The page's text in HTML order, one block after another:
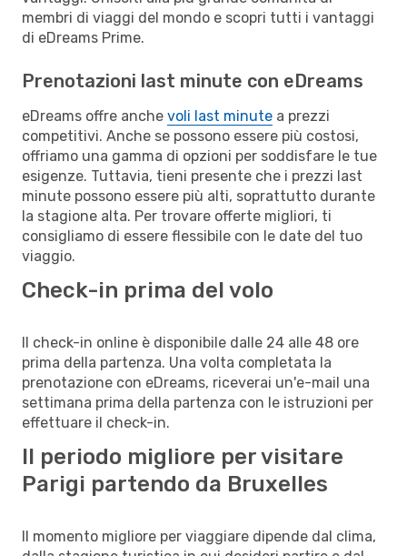
membri di viaggi del mondo e scopri tutti i vantaggi
di eDreams Prime.
Prenotazioni last minute con eDreams
eDreams offre anche voli last minute a prezzi
competitivi. Anche se possono essere più costosi,
offriamo una gamma di opzioni per soddisfare le tue
esigenze. Tuttavia, tieni presente che i prezzi last
minute possono essere più alti, soprattutto durante
la stagione alta. Per trovare offerte migliori, ti
consigliamo di essere flessibile con le date del tuo
viaggio.
Check-in prima del volo
Il check-in online è disponibile dalle 24 alle 48 ore
prima della partenza. Una volta completata la
prenotazione con eDreams, riceverai un'e-mail una
settimana prima della partenza con le istruzioni per
effettuare il check-in.
Il periodo migliore per visitare
Parigi partendo da Bruxelles
Il momento migliore per viaggiare dipende dal clima,